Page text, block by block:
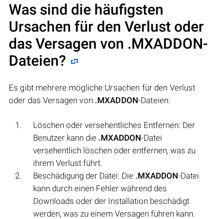
Was sind die häufigsten
Ursachen für den Verlust oder
das Versagen von .MXADDON-
Dateien?
Es gibt mehrere mögliche Ursachen für den Verlust
oder das Versagen von .MXADDON-Dateien:
Löschen oder versehentliches Entfernen: Der
Benutzer kann die .MXADDON-Datei
versehentlich löschen oder entfernen, was zu
ihrem Verlust führt.
Beschädigung der Datei: Die .MXADDON-Datei
kann durch einen Fehler während des
Downloads oder der Installation beschädigt
werden, was zu einem Versagen führen kann.